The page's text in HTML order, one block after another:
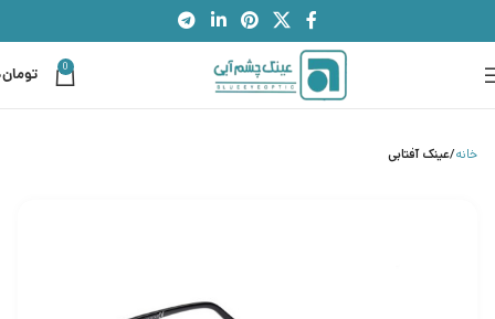
0 تومان
خانه عینک آفتابی